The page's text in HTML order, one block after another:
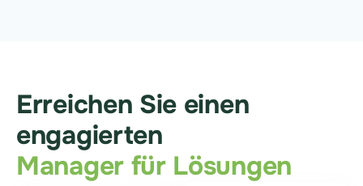
Erreichen Sie einen
engagierten
Manager für Lösungen